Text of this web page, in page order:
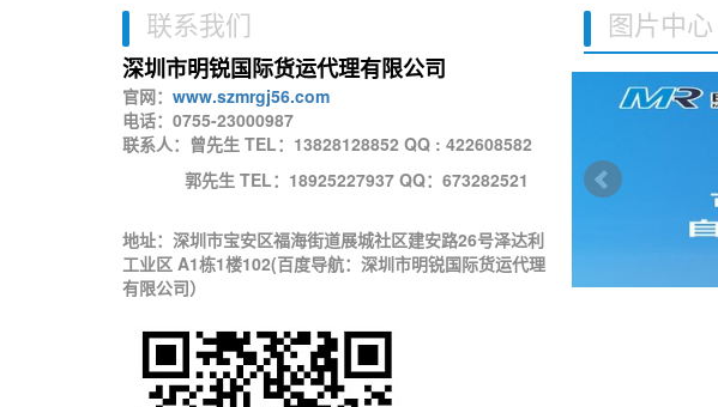
图片中心
联系我们
深圳市明锐国际货运代理有限公司
官网： www.szmrgj56.com
电话：0755-23000987
联系人：曾先生 TEL：13828128852 QQ : 422608582
郭先生 TEL：18925227937 QQ：673282521
地址：深圳市宝安区福海街道展城社区建安路26号泽达利
工业区 A1栋1楼102(百度导航：深圳市明锐国际货运代理
有限公司）